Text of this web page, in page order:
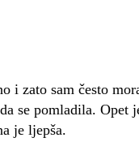
i zato sam često
se pomladila. Opet
je ljepša.